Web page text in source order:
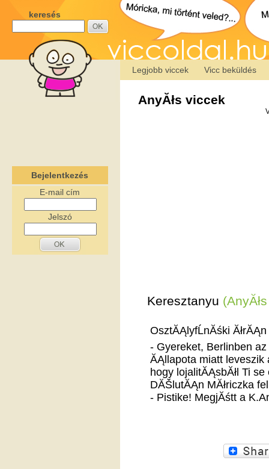
keresés
Legjobb viccek Vicc beküldés
Bejelentkezés
E-mail cím
Jelszó
AnyĂłs viccek
Keresztanyu
OsztĂĄlyfĹnĂśki
- Gyereket, Berlinben
ĂĄllapota miatt leveszik
hogy lojalitĂĄsbĂłl Ti
DĂŠlutĂĄn MĂłriczka
- Pistike! MegjĂśtt a